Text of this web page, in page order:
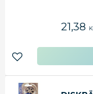
21,38
Lägg till i favoriter